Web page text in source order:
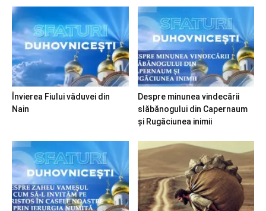
Învierea Fiului văduvei din
Nain
Despre minunea vindecării
slăbănogului din Capernaum
și Rugăciunea inimii